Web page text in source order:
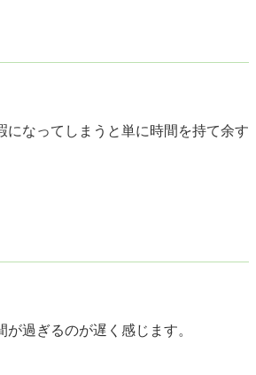
なってしまうと単に時間を持て余す
過ぎるのが遅く感じます。